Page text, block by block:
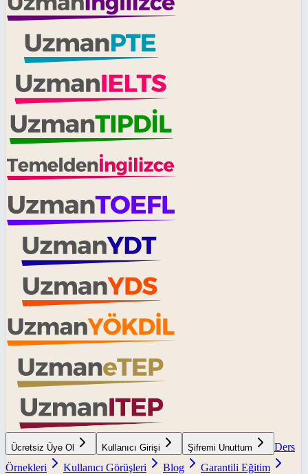
Ücretsiz Üye Ol Kullanıcı Girişi Şifremi Unuttum
Ders
Örnekleri
Kullanıcı Görüşleri Blog
Garantili Eğitim